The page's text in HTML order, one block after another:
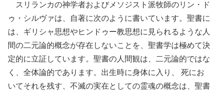
スリランカの神学者およびメソジスト派牧師のリン・ド
ゥ・シルヴァは、自著に次のように書いています。聖書に
は、ギリシャ思想やヒンドゥー教思想に見られるような人
間の二元論的概念が存在しないことを、聖書学は極めて決
定的に立証しています。聖書の人間観は、二元論的ではな
く、全体論的であります。出生時に身体に入り、 死にお
いてそれを残す、不滅の実在としての霊魂の概念は、聖書